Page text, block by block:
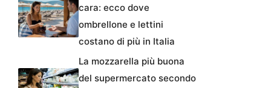
cara: ecco dove
ombrellone e lettini
costano di più in Italia
La mozzarella più buona
del supermercato secondo